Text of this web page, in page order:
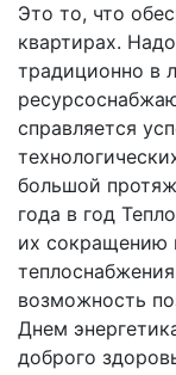
Это то, что
квартирах.
традиционно в
справляется
большой
года в год
их сокращению
возможность
Днем
доброго